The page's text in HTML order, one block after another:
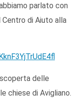
parlato con
di Aiuto alla
delle
chiese di Avigliano.